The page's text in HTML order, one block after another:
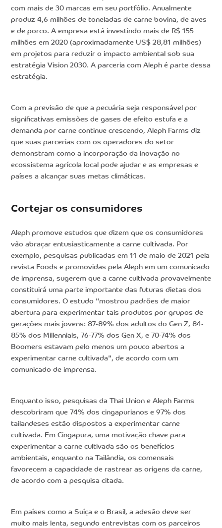
com mais de 30 marcas em seu portfólio. Anualmente
produz 4,6 milhões de toneladas de carne bovina, de aves
e de porco. A empresa está investindo mais de R$ 155
milhões em 2020 (aproximadamente US$ 28,81 milhões)
em projetos para reduzir o impacto ambiental sob sua
estratégia Vision 2030. A parceria com Aleph é parte dessa
estratégia.
Com a previsão de que a pecuária seja responsável por
significativas emissões de gases de efeito estufa e a
demanda por carne continue crescendo, Aleph Farms diz
que suas parcerias com os operadores do setor
demonstram como a incorporação da inovação no
ecossistema agrícola local pode ajudar e as empresas e
países a alcançar suas metas climáticas.
Cortejar os consumidores
Aleph promove estudos que dizem que os consumidores
vão abraçar entusiasticamente a carne cultivada. Por
exemplo, pesquisas publicadas em 11 de maio de 2021 pela
revista Foods e promovidas pela Aleph em um comunicado
de imprensa, sugerem que a carne cultivada provavelmente
constituirá uma parte importante das futuras dietas dos
consumidores. O estudo "mostrou padrões de maior
abertura para experimentar tais produtos por grupos de
gerações mais jovens: 87-89% dos adultos do Gen Z, 84-
85% dos Millennials, 76-77% dos Gen X, e 70-74% dos
Boomers estavam pelo menos um pouco abertos a
experimentar carne cultivada", de acordo com um
comunicado de imprensa.
Enquanto isso, pesquisas da Thai Union e Aleph Farms
descobriram que 74% dos cingapurianos e 97% dos
tailandeses estão dispostos a experimentar carne
cultivada. Em Cingapura, uma motivação chave para
experimentar a carne cultivada são os benefícios
ambientais, enquanto na Tailândia, os comensais
favorecem a capacidade de rastrear as origens da carne,
de acordo com a pesquisa citada.
Em países como a Suíça e o Brasil, a adesão deve ser
muito mais lenta, segundo entrevistas com os parceiros